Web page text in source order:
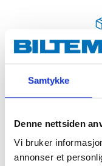
Samtykke
Denne nettsiden
Vi bruker
annonser et